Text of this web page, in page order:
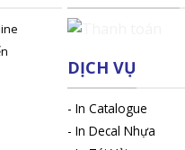
DỊCH VỤ
- In Catalogue
- In Decal Nhựa